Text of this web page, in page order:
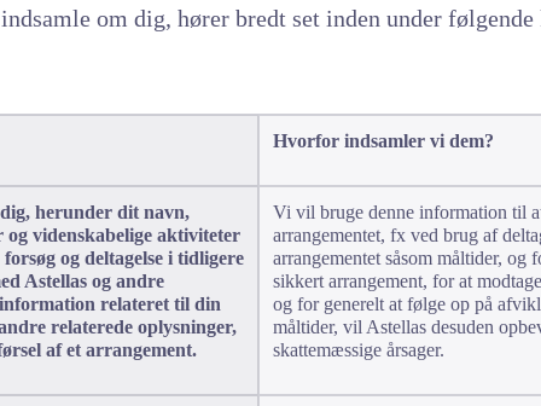
om dig, hører bredt set inden under
Hvorfor indsamler vi dem?
herunder dit navn,
videnskabelige aktiviteter
og deltagelse i tidligere
Astellas og andre
relateret til din
relaterede oplysninger,
af et arrangement.
Vi vil bruge denne information til
arrangementet, fx ved brug af
arrangementet såsom måltider,
sikkert arrangement, for at
og for generelt at følge op på
måltider, vil Astellas desuden
skattemæssige årsager.